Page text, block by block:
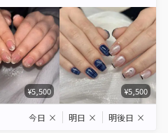
¥5,500 ¥5,500
今日 × 明日 × 明後日 ×